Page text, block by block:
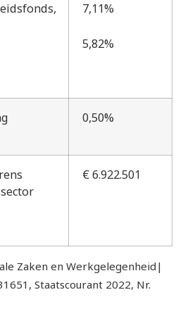
7,11%
5,82%
0,50%
€ 6.922.501
Zaken en Werkgelegenheid|
Staatscourant 2022, Nr.